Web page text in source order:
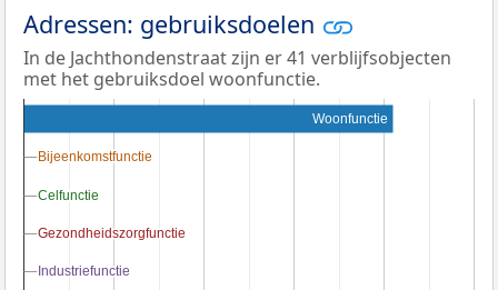
Adressen: gebruiksdoelen
In de Jachthondenstraat zijn er 41 verblijfsobjecten
met het gebruiksdoel woonfunctie.
Woonfunctie
Bijeenkomstfunctie
Bijeenkomstfunctie
Celfunctie
Celfunctie
Gezondheidszorgfunctie
Gezondheidszorgfunctie
Industriefunctie
Industriefunctie